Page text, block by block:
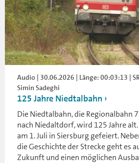
Audio | 30.06.2026 | Länge: 00:03:13 |
Simin Sadeghi
125 Jahre Niedtalbahn
Die Niedtalbahn, die Regionalbahn
nach Niedaltdorf, wird 125 Jahre
am 1. Juli in Siersburg gefeiert.
die Geschichte der Strecke geht es
Zukunft und einen möglichen